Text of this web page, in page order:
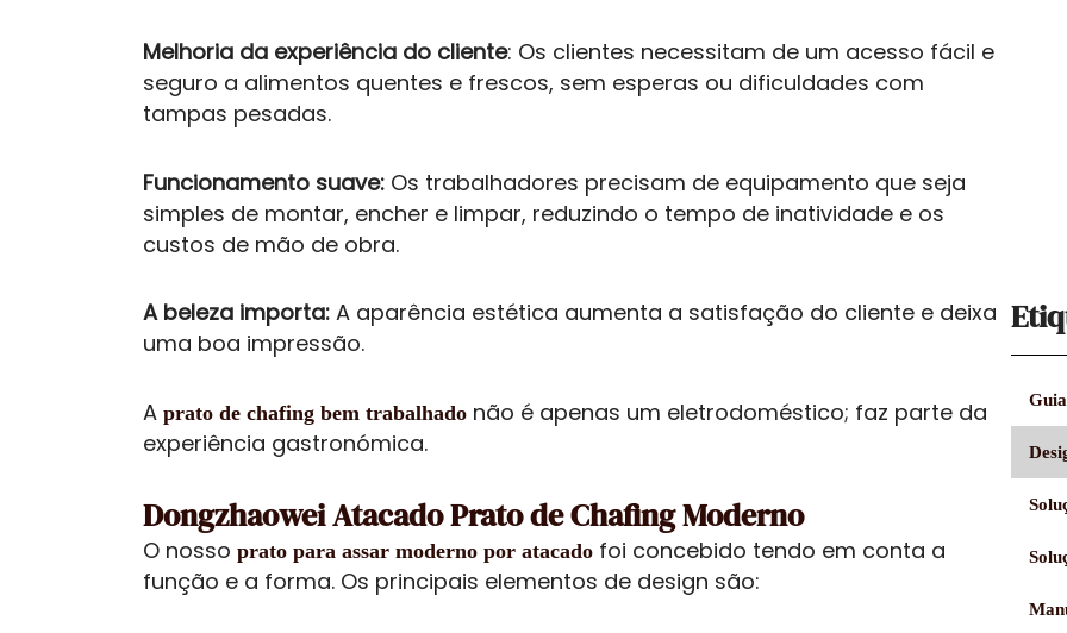
Melhoria da experiência do cliente: Os clientes necessitam de um acesso fácil e
seguro a alimentos quentes e frescos, sem esperas ou dificuldades com
tampas pesadas.
Funcionamento suave: Os trabalhadores precisam de equipamento que seja
simples de montar, encher e limpar, reduzindo o tempo de inatividade e os
custos de mão de obra.
A beleza importa: A aparência estética aumenta a satisfação do cliente e deixa
uma boa impressão.
A prato de chafing bem trabalhado não é apenas um eletrodoméstico; faz parte da
experiência gastronómica.
Dongzhaowei Atacado Prato de Chafing Moderno
O nosso prato para assar moderno por atacado foi concebido tendo em conta a
função e a forma. Os principais elementos de design são: